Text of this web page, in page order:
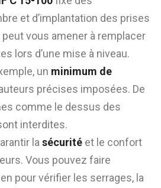
et d’implantation des prises
vous amener à remplacer
lors d’une mise à niveau.
un minimum de
précises imposées. De
comme le dessus des
interdites.
la sécurité et le confort
Vous pouvez faire
pour vérifier les serrages, la